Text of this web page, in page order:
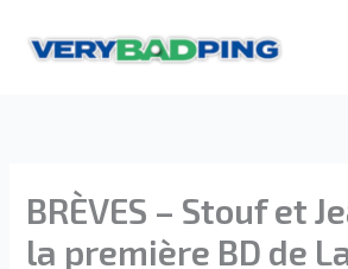
BRÈVES – Stouf et
la première BD de